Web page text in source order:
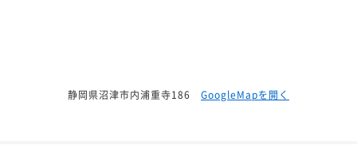
静岡県沼津市内浦重寺186 GoogleMapを開く